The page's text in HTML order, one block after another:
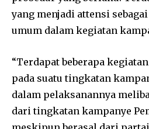
yang menjadi attensi
umum dalam kegiatan
“Terdapat beberapa
pada suatu tingkatan
dalam pelaksanannya
dari tingkatan kampanye